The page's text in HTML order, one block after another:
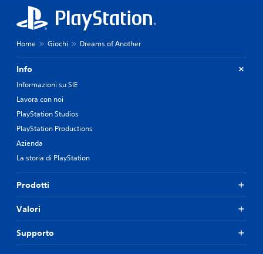
Home Giochi Dreams of Another
Info
Informazioni su SIE
Lavora con noi
PlayStation Studios
PlayStation Productions
Azienda
La storia di PlayStation
Prodotti
Valori
Supporto